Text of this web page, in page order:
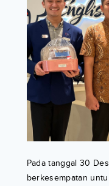
Pada tanggal 30
berkesempatan